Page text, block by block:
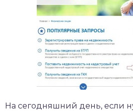
На сегодняшний день, если